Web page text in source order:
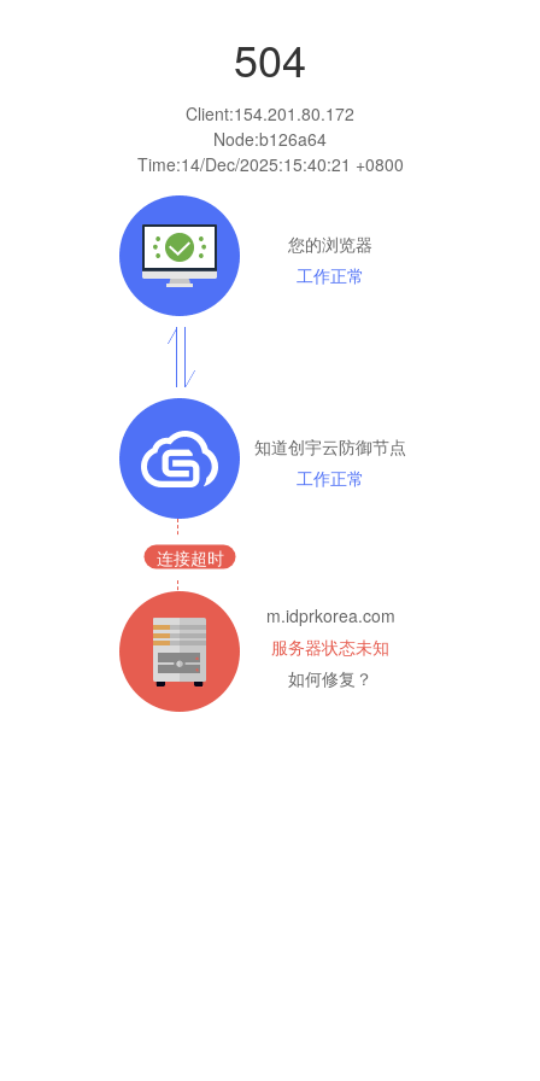
504
Client:154.201.80.172
Node:b126a64
Time:14/Dec/2025:15:40:21 +0800
您的浏览器
工作正常
知道创宇云防御节点
工作正常
连接超时
m.idprkorea.com
服务器状态未知
如何修复？